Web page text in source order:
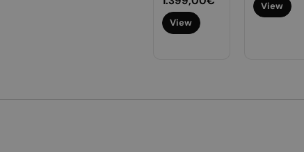
normale
View
View